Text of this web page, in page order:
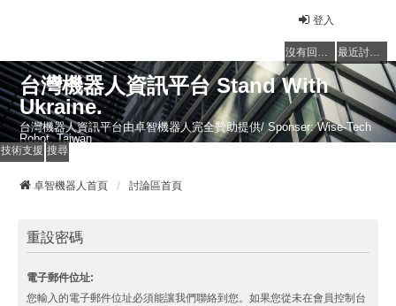
登入
沒有回覆的主題 最近討論的主題
台灣機器人資訊平台 Stand With
Ukraine.
台灣機器人資訊平台由卓智機器人完全贊助提供/ Sponser: Wise-Tech
Robot, Taiwan
技術支援 搜尋
卓智機器人首頁 討論區首頁
重設密碼
電子郵件位址:
您輸入的電子郵件位址必須能讓我們聯絡到您。如果您從未在會員控制台